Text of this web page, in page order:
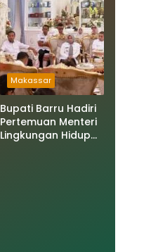
Makassar
Bupati Barru Hadiri
Pertemuan Menteri
Lingkungan Hidup